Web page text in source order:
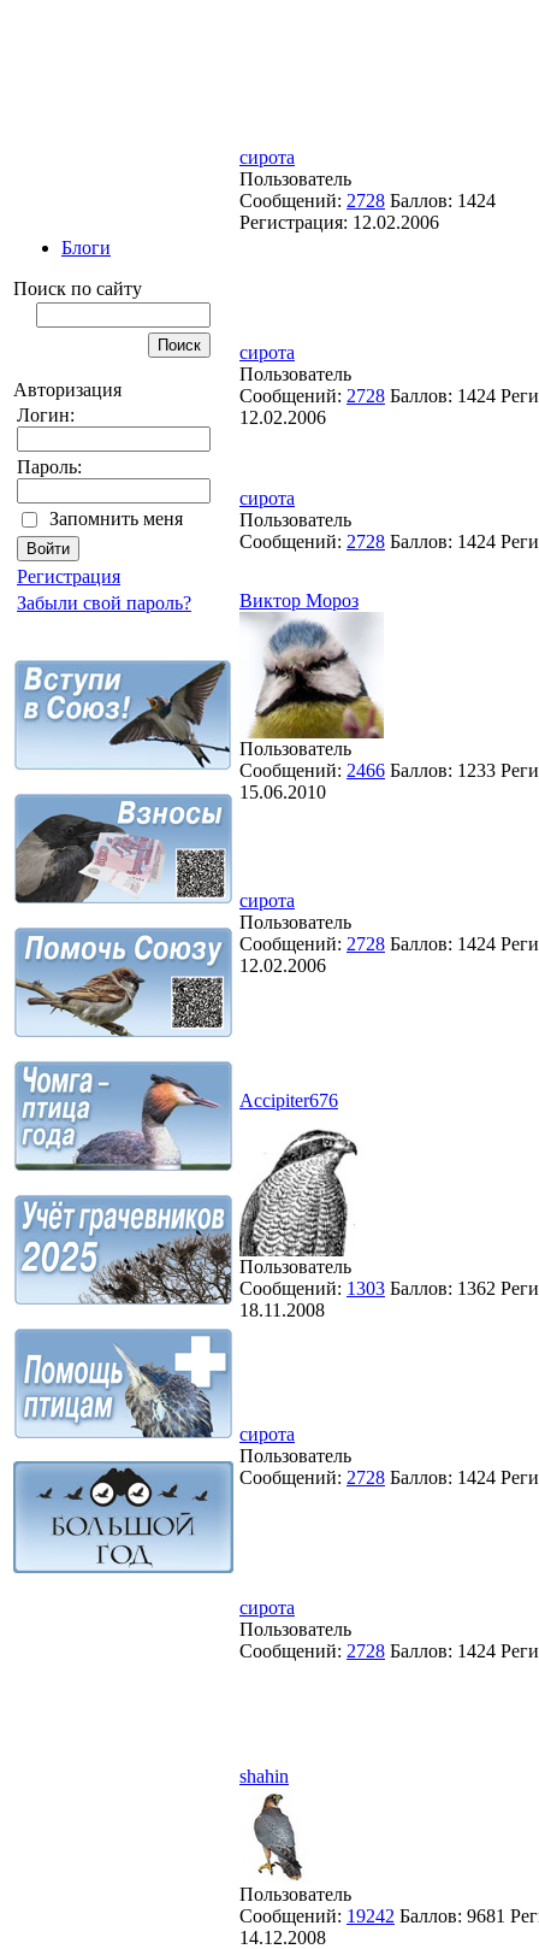
Блоги
Поиск по сайту
Авторизация
Логин:
Пароль:
Запомнить меня
Регистрация
Забыли свой пароль?
сирота
Пользователь
Сообщений: 2728 Баллов: 1424
Регистрация: 12.02.2006
сирота
Пользователь
Сообщений: 2728 Баллов: 1424
12.02.2006
сирота
Пользователь
Сообщений: 2728 Баллов: 1424
Виктор Мороз
Пользователь
Сообщений: 2466 Баллов: 1233
15.06.2010
сирота
Пользователь
Сообщений: 2728 Баллов: 1424
12.02.2006
Accipiter676
Пользователь
Сообщений: 1303 Баллов: 1362
18.11.2008
сирота
Пользователь
Сообщений: 2728 Баллов: 1424
сирота
Пользователь
Сообщений: 2728 Баллов: 1424
shahin
Пользователь
Сообщений: 19242 Баллов: 9681
14.12.2008